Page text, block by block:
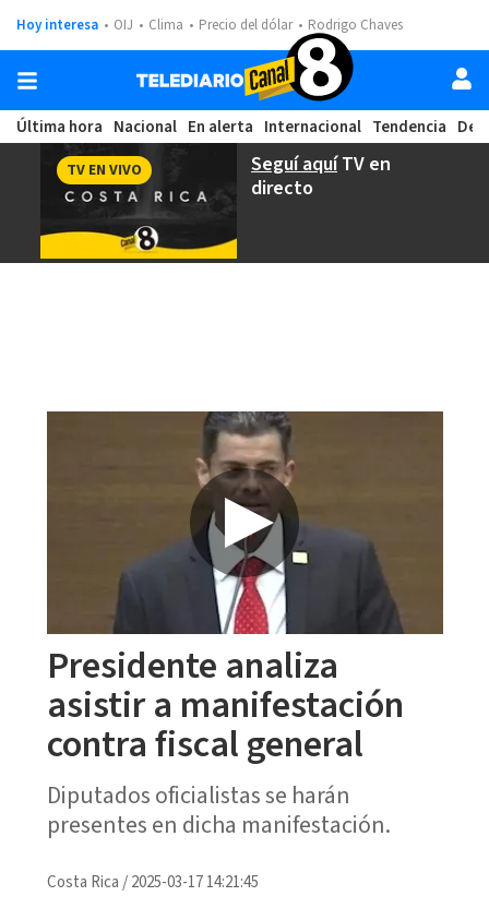
Hoy interesa OIJ Clima Precio del dólar Rodrigo Chaves
Última hora Nacional En alerta Internacional Tendencia
Seguí aquíTV en
directo
TV EN VIVO
Presidente analiza
asistir a manifestación
contra fiscal general
Diputados oficialistas se harán
presentes en dicha manifestación.
Costa Rica /2025-03-17 14:21:45